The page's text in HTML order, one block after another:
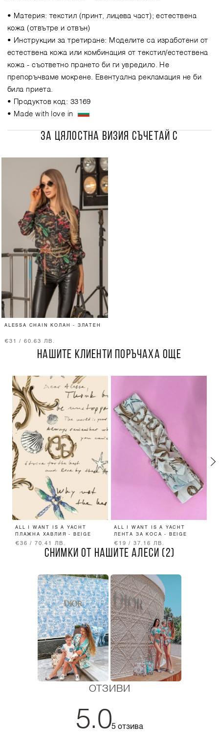
• Материя: текстил (принт, лицева част); естествена
кожа (отвътре и отвън)
• Инструкции за третиране: Моделите са изработени от
естествена кожа или комбинация от текстил/естествена
кожа - съответно прането би ги увредило. Не
препоръчваме мокрене. Евентуална рекламация не би
била приета.
• Продуктов код: 33169
• Made with love in
ЗА ЦЯЛОСТНА ВИЗИЯ СЪЧЕТАЙ С
ALESSA CHAIN КОЛАН - ЗЛАТЕН
€31 / 60.63 ЛВ.
НАШИТЕ КЛИЕНТИ ПОРЪЧАХА ОЩЕ
ALL I WANT IS A YACHT
ПЛАЖНА ХАВЛИЯ - BEIGE
€36 / 70.41 ЛВ.
ALL I WANT IS A YACHT
ЛЕНТА ЗА КОСА - BEIGE
€19 / 37.16 ЛВ.
СНИМКИ ОТ НАШИТЕ АЛЕСИ (2)
ОТЗИВИ
5.05 отзива